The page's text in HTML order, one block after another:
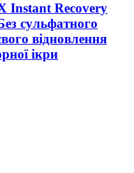
Instant Recovery
сульфатного
відновлення
ікри